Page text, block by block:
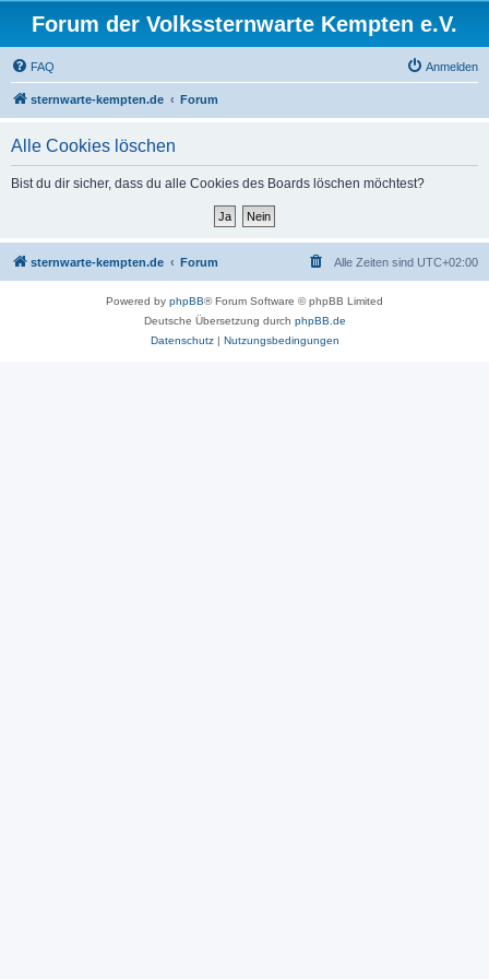
Forum der Volkssternwarte Kempten e.V.
FAQ Anmelden
sternwarte-kempten.de Forum
Alle Cookies löschen
Bist du dir sicher, dass du alle Cookies des Boards löschen möchtest?
sternwarte-kempten.de Forum Alle Zeiten sind UTC+02:00
Powered by phpBB® Forum Software © phpBB Limited
Deutsche Übersetzung durch phpBB.de
Datenschutz| Nutzungsbedingungen